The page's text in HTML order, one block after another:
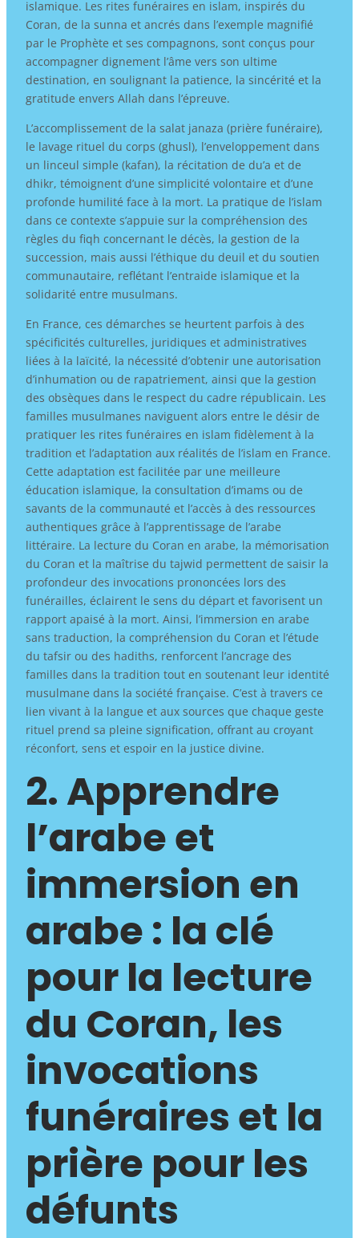
islamique. Les rites funéraires en islam, inspirés du
Coran, de la sunna et ancrés dans l’exemple magnifié
par le Prophète et ses compagnons, sont conçus pour
accompagner dignement l’âme vers son ultime
destination, en soulignant la patience, la sincérité et la
gratitude envers Allah dans l’épreuve.
L’accomplissement de la salat janaza (prière funéraire),
le lavage rituel du corps (ghusl), l’enveloppement dans
un linceul simple (kafan), la récitation de du’a et de
dhikr, témoignent d’une simplicité volontaire et d’une
profonde humilité face à la mort. La pratique de l’islam
dans ce contexte s’appuie sur la compréhension des
règles du fiqh concernant le décès, la gestion de la
succession, mais aussi l’éthique du deuil et du soutien
communautaire, reflétant l’entraide islamique et la
solidarité entre musulmans.
En France, ces démarches se heurtent parfois à des
spécificités culturelles, juridiques et administratives
liées à la laïcité, la nécessité d’obtenir une autorisation
d’inhumation ou de rapatriement, ainsi que la gestion
des obsèques dans le respect du cadre républicain. Les
familles musulmanes naviguent alors entre le désir de
pratiquer les rites funéraires en islam fidèlement à la
tradition et l’adaptation aux réalités de l’islam en France.
Cette adaptation est facilitée par une meilleure
éducation islamique, la consultation d’imams ou de
savants de la communauté et l’accès à des ressources
authentiques grâce à l’apprentissage de l’arabe
littéraire. La lecture du Coran en arabe, la mémorisation
du Coran et la maîtrise du tajwid permettent de saisir la
profondeur des invocations prononcées lors des
funérailles, éclairent le sens du départ et favorisent un
rapport apaisé à la mort. Ainsi, l’immersion en arabe
sans traduction, la compréhension du Coran et l’étude
du tafsir ou des hadiths, renforcent l’ancrage des
familles dans la tradition tout en soutenant leur identité
musulmane dans la société française. C’est à travers ce
lien vivant à la langue et aux sources que chaque geste
rituel prend sa pleine signification, offrant au croyant
réconfort, sens et espoir en la justice divine.
2. Apprendre
l’arabe et
immersion en
arabe : la clé
pour la lecture
du Coran, les
invocations
funéraires et la
prière pour les
défunts